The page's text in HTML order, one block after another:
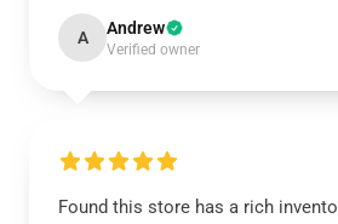
A Andrew
Verified owner
Found this store has a rich